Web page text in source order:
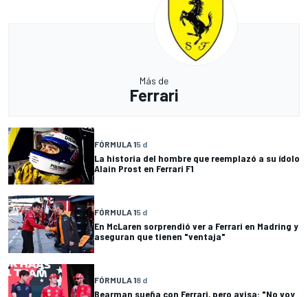
Más de
Ferrari
FÓRMULA 15 d
La historia del hombre que reemplazó a su ídolo
Alain Prost en Ferrari F1
FÓRMULA 15 d
En McLaren sorprendió ver a Ferrari en Madring y
aseguran que tienen "ventaja"
FÓRMULA 18 d
Bearman sueña con Ferrari, pero avisa: "No voy